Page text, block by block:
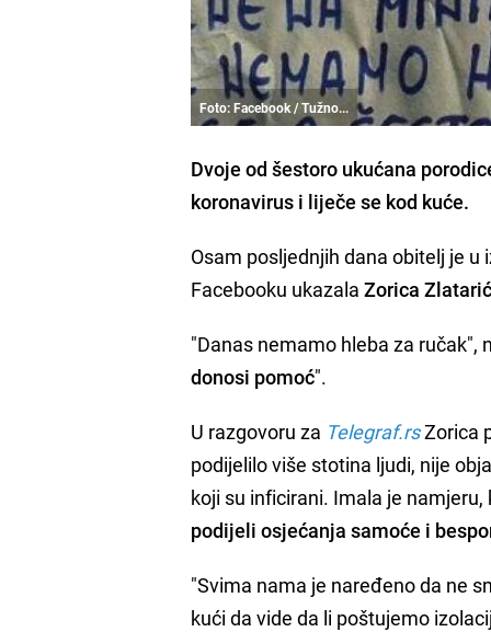
Foto: Facebook / Tužno...
Dvoje od šestoro ukućana
koronavirus i liječe se kod kuće.
Osam posljednjih dana obitelj je
Facebooku ukazalaZorica Zlatarić
"Danas nemamo hleba za ručak",
donosi pomoć".
U razgovoru za Telegraf.rsZorica
podijelilo više stotina ljudi, nije
koji su inficirani. Imala je
podijeli osjećanja samoće i
"Svima nama je naređeno da ne
kući da vide da li poštujemo